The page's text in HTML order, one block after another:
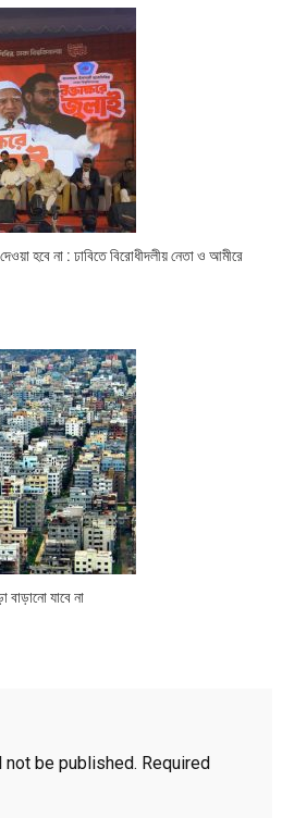
হবে না : ঢাবিতে বিরোধীদলীয় নেতা ও আমীরে
যাবে না
be published. Required